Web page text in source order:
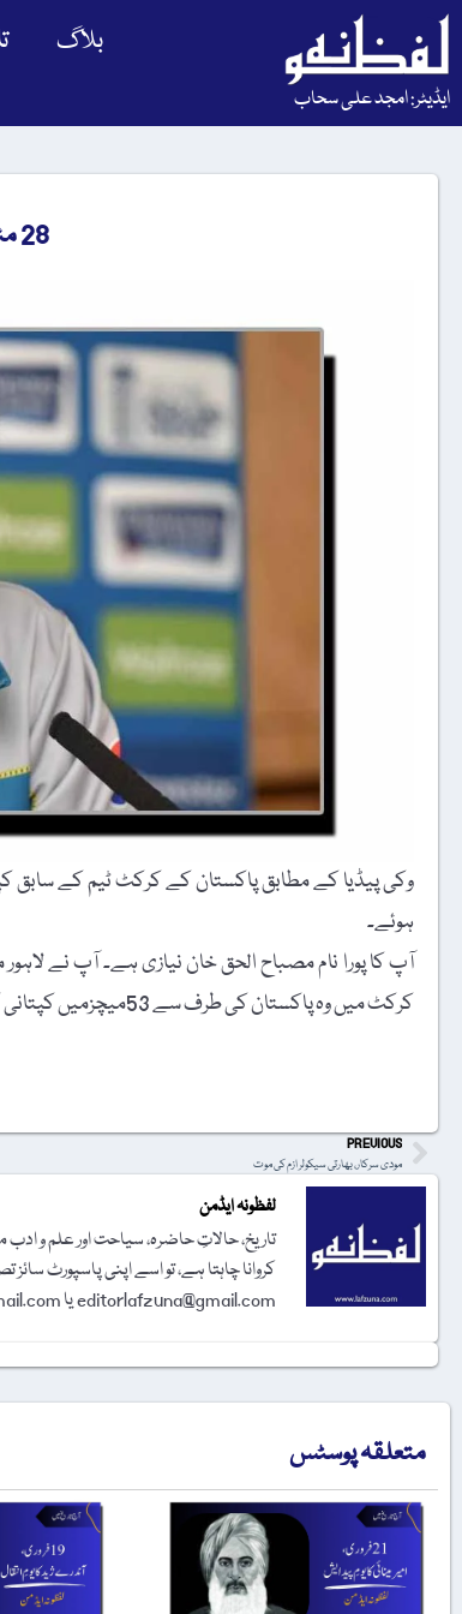
ایڈیٹر: امجد علی سحاب
بلاگ
28 مئی، مصباح الحق کا یومِ پیدائش
ہوئے۔
آپ کا پورا نام مصباح الحق خان نیازی ہے۔ آپ نے
کرکٹ میں وہ پاکستان کی طرف سے 53میچزمیں کپتانی کے فرائض سر انجام دے چکے ہیں۔ وہ پاکستان کے کامیاب ترین ٹیسٹ کپتان ہیں۔
PREVIOUS
مودی سرکار، بھارتی سیکولر ازم کی موت
لفظونہ ایڈمن
تاریخ، حالاتِ حاضرہ، سیاحت اور علم و
کروانا چاہتا ہے، تو اسے اپنی پاسپورٹ
editorlafzuna@gmail.com یا amjadalisahaab@gmail.com پر اِی میل کر دیجیے۔ تحریر شائع کرنے کا فیصلہ ایڈیٹوریل بورڈ کرے گا۔
متعلقہ پوسٹس